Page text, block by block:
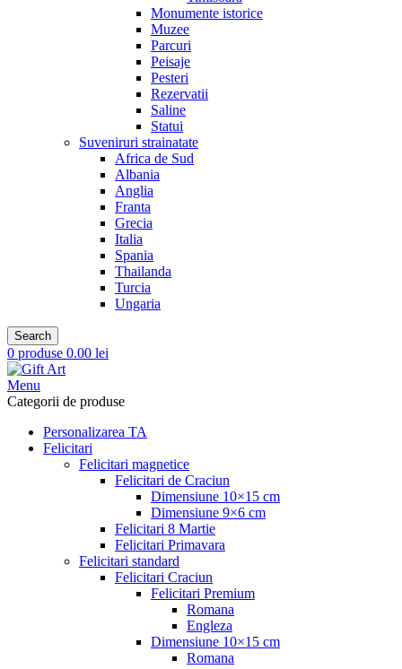
Monumente istorice
Muzee
Parcuri
Peisaje
Pesteri
Rezervatii
Saline
Statui
Suveniruri strainatate
Africa de Sud
Albania
Anglia
Franta
Grecia
Italia
Spania
Thailanda
Turcia
Ungaria
Search
0 produse 0.00 lei
Menu
Categorii de produse
Personalizarea TA
Felicitari
Felicitari magnetice
Felicitari de Craciun
Dimensiune 10×15 cm
Dimensiune 9×6 cm
Felicitari 8 Martie
Felicitari Primavara
Felicitari standard
Felicitari Craciun
Felicitari Premium
Romana
Engleza
Dimensiune 10×15 cm
Romana